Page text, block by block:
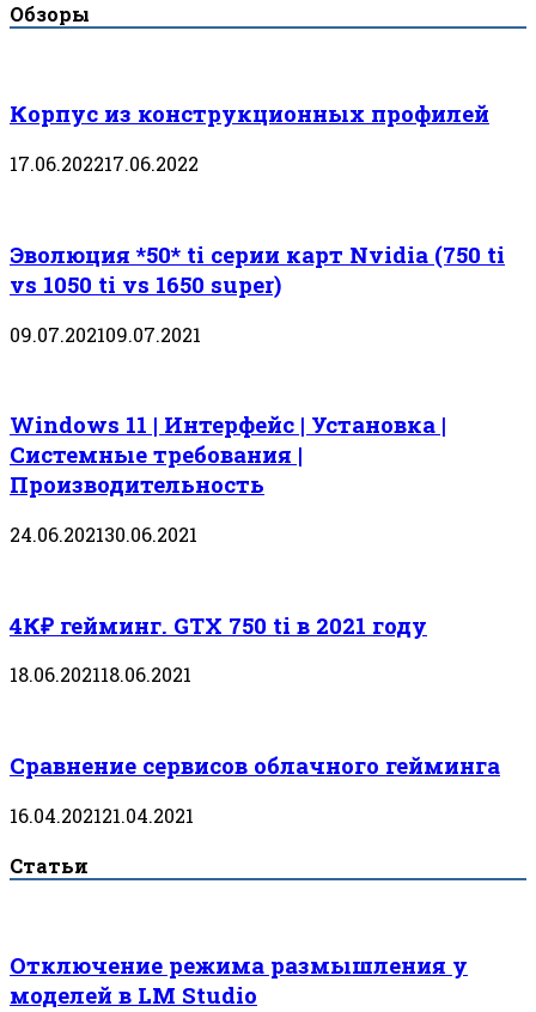
Обзоры
Корпус из конструкционных профилей
17.06.202217.06.2022
Эволюция *50* ti серии карт Nvidia (750 ti
vs 1050 ti vs 1650 super)
09.07.202109.07.2021
Windows 11 | Интерфейс | Установка |
Системные требования |
Производительность
24.06.202130.06.2021
4К₽ гейминг. GTX 750 ti в 2021 году
18.06.202118.06.2021
Сравнение сервисов облачного гейминга
16.04.202121.04.2021
Статьи
Отключение режима размышления у
моделей в LM Studio